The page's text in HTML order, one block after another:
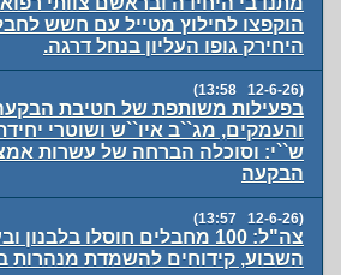
הוקפצו לחילוץ מטייל עם חשש
היחירק גופו העליון בנחל דרגה.
(12-6-26 13:58)
בפעילות משותפת של חטיבת
והעמקים, מג``ב איו``ש ושוטרי
ש``י: וסוכלה הברחה של עשרות
הבקעה
(12-6-26 13:57)
צה"ל: 100 מחבלים חוסלו בלבנון
השבוע, קידוחים להשמדת מנהרות